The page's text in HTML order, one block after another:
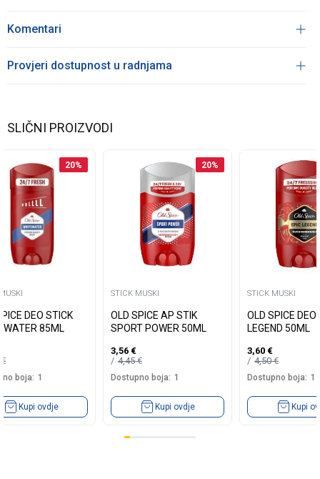
Komentari
Provjeri dostupnost u radnjama
SLIČNI PROIZVODI
20%
DEO STICK
85ML
€
boja: 1
Kupi ovdje
20%
STICK MUSKI
OLD SPICE AP STIK
SPORT POWER 50ML
3,56 €
4,45€
Dostupno boja: 1
Kupi ovdje
STICK MUSKI
OLD SPICE DEO
LEGEND 50ML
3,60 €
4,50€
Dostupno boja: 1
Kupi